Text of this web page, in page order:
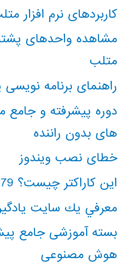
کاربردهای نرم افزار
مشاهده واحدهای
متلب
راهنمای برنامه
دوره پیشرفته و
های بدون راننده
خطای نصب ویندوز
این کاراکتر چیست؟ 65279
معرفي يك سايت
بسته آموزشی جامع
هوش مصنوعی